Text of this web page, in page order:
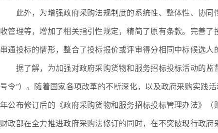
此外，为增强政府采购法规制度的系统性、整体性、协同
收管理等，增加了相关指引性规定，精简了原有条款。完善
串通投标的情形，整合了投标报价或评审得分相同中标候选人
据了解，为加强对政府采购货物和服务招标投标活动的监
号令”）。随着国家各项改革的不断深化，以及政府采购实践
年公布修订后的《政府采购货物和服务招标投标管理办法》
财政部在全力推进政府采购法修订的同时，在不突破现行政